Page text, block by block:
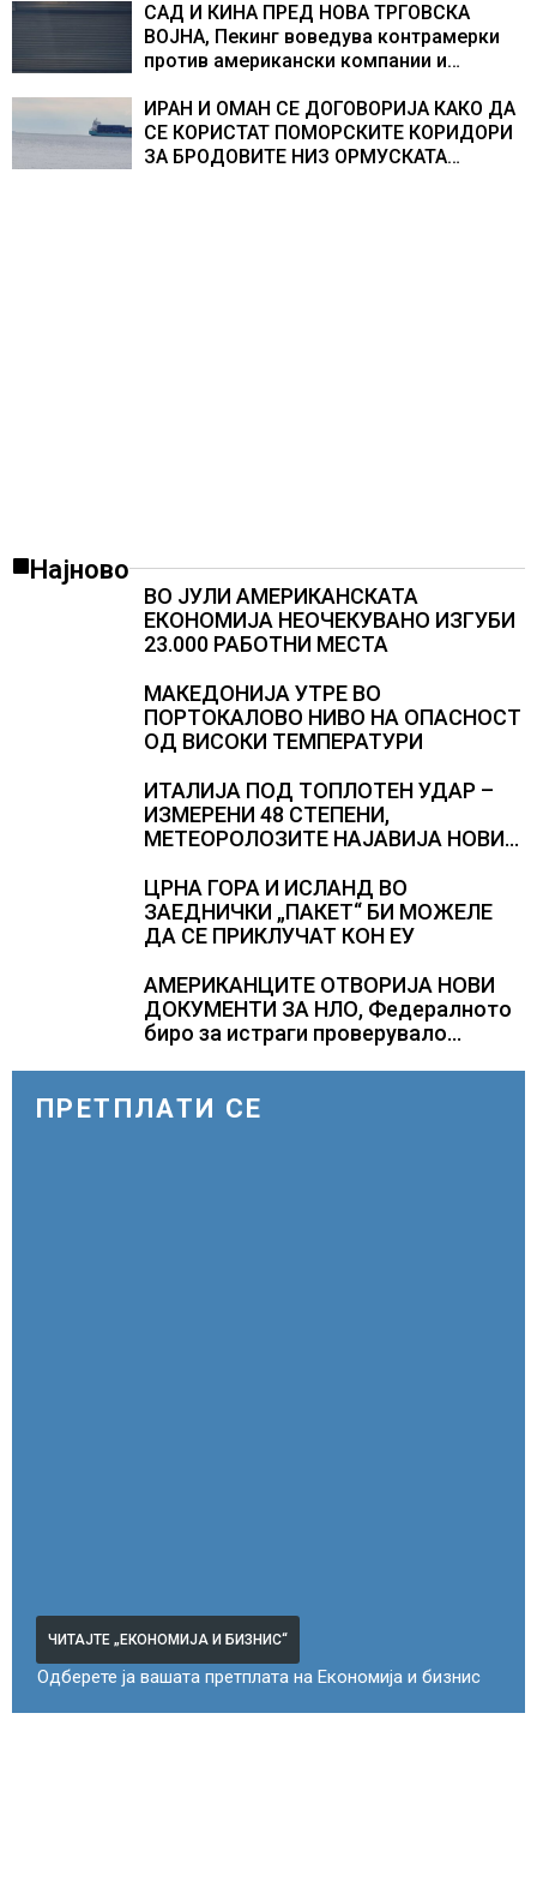
САД И КИНА ПРЕД НОВА ТРГОВСКА
ВОЈНА, Пекинг воведува контрамерки
против американски компании и
ИРАН И ОМАН СЕ ДОГОВОРИЈА КАКО ДА
СЕ КОРИСТАТ ПОМОРСКИТЕ КОРИДОРИ
ЗА БРОДОВИТЕ НИЗ ОРМУСКАТА
Најново
ВО ЈУЛИ АМЕРИКАНСКАТА
ЕКОНОМИЈА НЕОЧЕКУВАНО ИЗГУБИ
23.000 РАБОТНИ МЕСТА
МАКЕДОНИЈА УТРЕ ВО
ПОРТОКАЛОВО НИВО НА ОПАСНОСТ
ОД ВИСОКИ ТЕМПЕРАТУРИ
ИТАЛИЈА ПОД ТОПЛОТЕН УДАР –
ИЗМЕРЕНИ 48 СТЕПЕНИ,
МЕТЕОРОЛОЗИТЕ НАЈАВИЈА НОВИ
АВГУСТ
ЦРНА ГОРА И ИСЛАНД ВО
ЗАЕДНИЧКИ „ПАКЕТ“ БИ МОЖЕЛЕ
ДА СЕ ПРИКЛУЧАТ КОН ЕУ
АМЕРИКАНЦИТЕ ОТВОРИЈА НОВИ
ДОКУМЕНТИ ЗА НЛО, Федералното
биро за истраги проверувало
ПРЕТПЛАТИ СЕ
ЧИТАЈТЕ „ЕКОНОМИЈА И БИЗНИС“
Одберете ја вашата претплата на Економија и бизнис